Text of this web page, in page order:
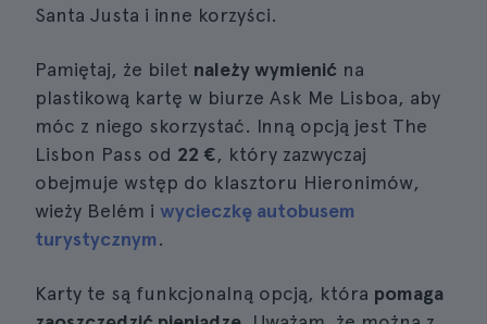
Santa Justa i inne korzyści.
Pamiętaj, że bilet należy wymienić na
plastikową kartę w biurze Ask Me Lisboa, aby
móc z niego skorzystać. Inną opcją jest The
Lisbon Pass od 22 €, który zazwyczaj
obejmuje wstęp do klasztoru Hieronimów,
wieży Belém i wycieczkę autobusem
turystycznym.
Karty te są funkcjonalną opcją, która pomaga